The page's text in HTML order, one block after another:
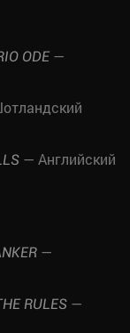
ODE —
— Английский
—
RULES —